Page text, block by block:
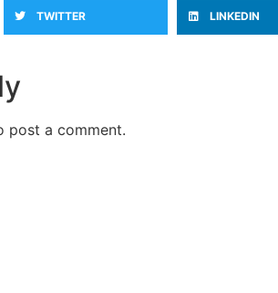
TWITTER LINKEDIN
post a comment.